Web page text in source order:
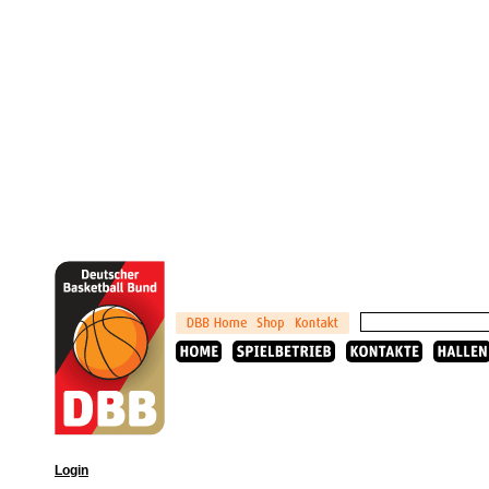
Login